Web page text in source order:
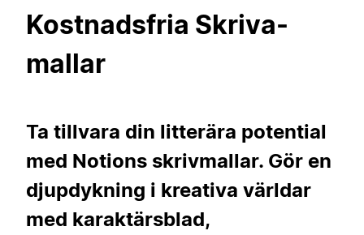
Kostnadsfria Skriva-
mallar
Ta tillvara din litterära potential
med Notions skrivmallar. Gör en
djupdykning i kreativa världar
med karaktärsblad,